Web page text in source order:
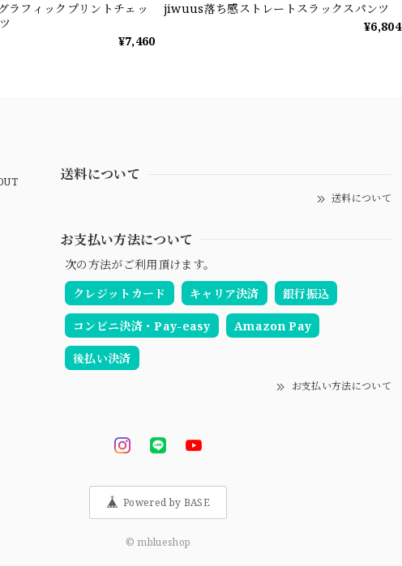
フィックプリントチェッ
¥7,460
jiwuus落ち感ストレートスラックスパンツ
¥6,804
送料について
送料について
お支払い方法について
次の方法がご利用頂けます。
クレジットカード
キャリア決済 銀行振込
コンビニ決済・Pay-easy Amazon Pay
後払い決済
お支払い方法について
Powered by BASE
© mblueshop